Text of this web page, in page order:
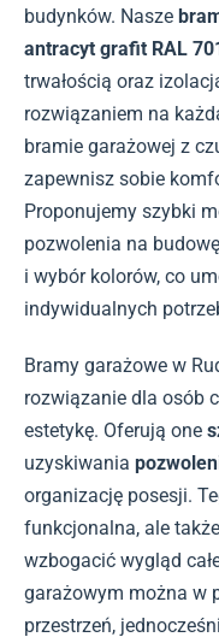
budynków. Nasze
antracyt grafit RAL
trwałością oraz
rozwiązaniem na
bramie garażowej z
zapewnisz sobie
Proponujemy szybki
pozwolenia na
i wybór kolorów, co
indywidualnych
Bramy garażowe w
rozwiązanie dla osób
estetykę. Oferują one
uzyskiwania
organizację posesji.
funkcjonalna, ale także
wzbogacić wygląd
garażowym można w
przestrzeń,